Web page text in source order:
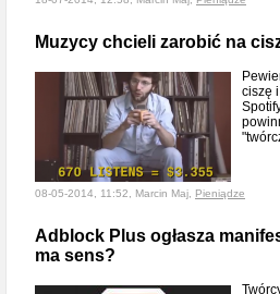
Muzycy chcieli zarobić na
ciszę
08-05-2014, 11:52, Marcin Maj, Pieniądze
Adblock Plus ogłasza
ma sens?